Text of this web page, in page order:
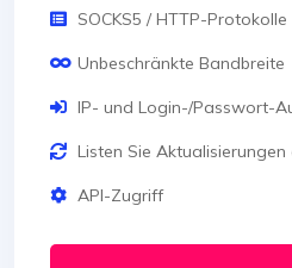
SOCKS5 / HTTP-Protokolle
Unbeschränkte Bandbreite
IP- und Login-/Passwort-
Listen Sie
API-Zugriff